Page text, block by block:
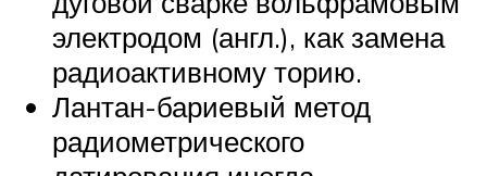
электродом (англ.), как замена
радиоактивному торию.
Лантан-бариевый метод
радиометрического